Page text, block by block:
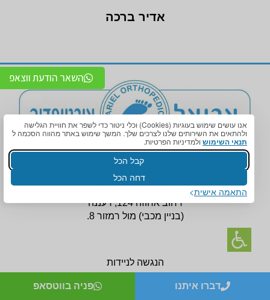
אנו עושים שימוש בעוגיות (Cookies) וכלי ניטור כדי לשפר את חוויית הגלישה
ולהתאים את השירותים שלנו לצרכים שלך. המשך שימוש באתר מהווה הסכמה ל
תנאי השימוש ולמדיניות הפרטיות.
קבל הכל
דחה הכל
התאמה אישית
אדיר ברכה
צור קשר
מעבדה אורטופדית
רחוב אחוזה 124, רעננה
(בניין מכבי) מול רמזור 8.
הנגשה לניידות
יש חניה תת קרקעית.
09-7456772
השאר הודעת ווצאפ
דברו איתנו פניה בווטסאפ